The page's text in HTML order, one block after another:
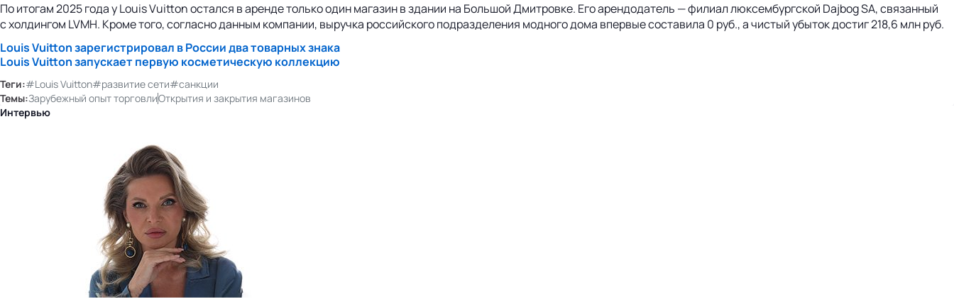
По итогам 2025 года у Louis Vuitton остался в аренде только один магазин в здании на Большой Дмитровке. Его арендодатель — филиал люксембургской Dajbog SA, связанный
с холдингом LVMH. Кроме того, согласно данным компании, выручка российского подразделения модного дома впервые составила 0 руб., а чистый убыток достиг 218,6 млн руб.
Louis Vuitton зарегистрировал в России два товарных знака
Louis Vuitton запускает первую косметическую коллекцию
Теги:#Louis Vuitton#развитие сети#санкции
Темы:Зарубежный опыт торговлиОткрытия и закрытия магазинов
Интервью